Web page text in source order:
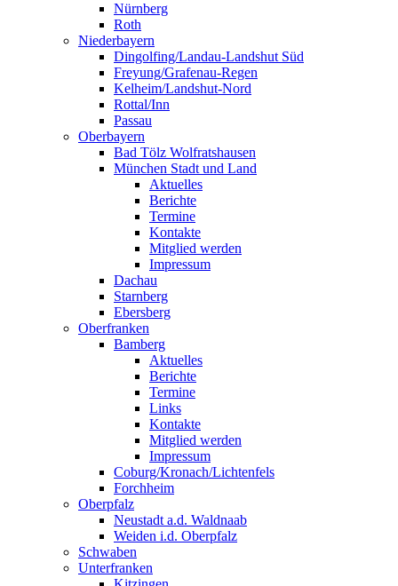
Nürnberg
Roth
Niederbayern
Dingolfing/Landau-Landshut Süd
Freyung/Grafenau-Regen
Kelheim/Landshut-Nord
Rottal/Inn
Passau
Oberbayern
Bad Tölz Wolfratshausen
München Stadt und Land
Aktuelles
Berichte
Termine
Kontakte
Mitglied werden
Impressum
Dachau
Starnberg
Ebersberg
Oberfranken
Bamberg
Aktuelles
Berichte
Termine
Links
Kontakte
Mitglied werden
Impressum
Coburg/Kronach/Lichtenfels
Forchheim
Oberpfalz
Neustadt a.d. Waldnaab
Weiden i.d. Oberpfalz
Schwaben
Unterfranken